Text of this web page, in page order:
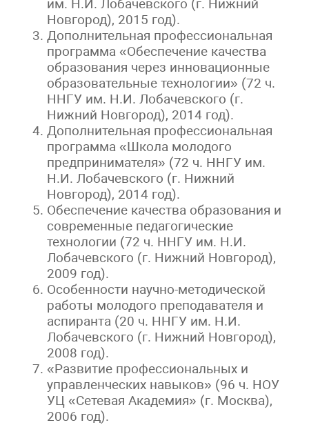
им. Н.И. Лобачевского (г. Нижний
Новгород), 2015 год).
Дополнительная профессиональная
программа «Обеспечение качества
образования через инновационные
образовательные технологии» (72 ч.
ННГУ им. Н.И. Лобачевского (г.
Нижний Новгород), 2014 год).
Дополнительная профессиональная
программа «Школа молодого
предпринимателя» (72 ч. ННГУ им.
Н.И. Лобачевского (г. Нижний
Новгород), 2014 год).
Обеспечение качества образования и
современные педагогические
технологии (72 ч. ННГУ им. Н.И.
Лобачевского (г. Нижний Новгород),
2009 год).
Особенности научно-методической
работы молодого преподавателя и
аспиранта (20 ч. ННГУ им. Н.И.
Лобачевского (г. Нижний Новгород),
2008 год).
«Развитие профессиональных и
управленческих навыков» (96 ч. НОУ
УЦ «Сетевая Академия» (г. Москва),
2006 год).